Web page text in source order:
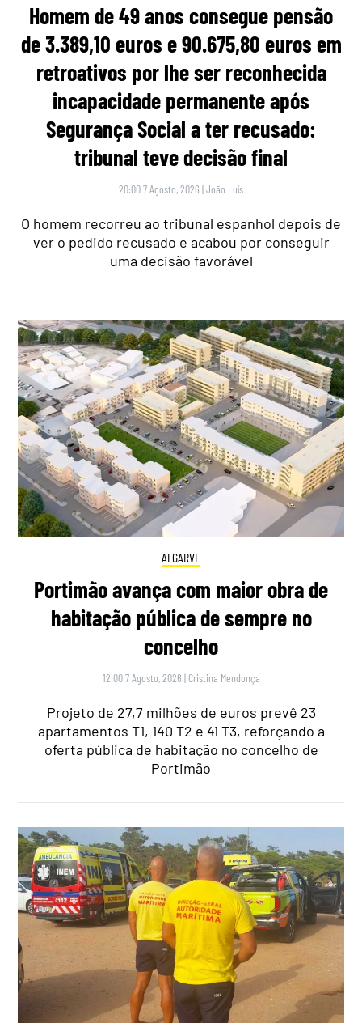
Homem de 49 anos consegue pensão
de 3.389,10 euros e 90.675,80 euros em
retroativos por lhe ser reconhecida
incapacidade permanente após
Segurança Social a ter recusado:
tribunal teve decisão final
20:00 7 Agosto, 2026 |João Luís
O homem recorreu ao tribunal espanhol depois de
ver o pedido recusado e acabou por conseguir
uma decisão favorável
ALGARVE
Portimão avança com maior obra de
habitação pública de sempre no
concelho
12:00 7 Agosto, 2026 | Cristina Mendonça
Projeto de 27,7 milhões de euros prevê 23
apartamentos T1, 140 T2 e 41 T3, reforçando a
oferta pública de habitação no concelho de
Portimão